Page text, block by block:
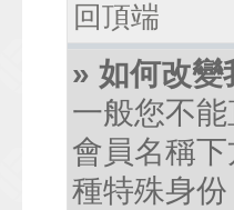
回頂端
» 如何改變
一般您不
會員名稱
種特殊身